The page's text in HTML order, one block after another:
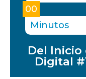
00
Minutos
Del
Digital